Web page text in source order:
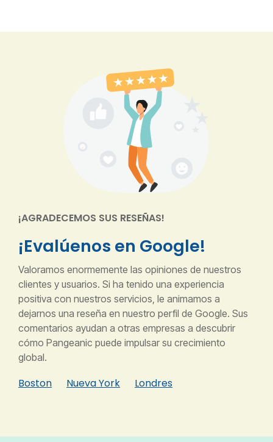
¡AGRADECEMOS SUS RESEÑAS!
¡Evalúenos en Google!
Valoramos enormemente las opiniones de nuestros
clientes y usuarios. Si ha tenido una experiencia
positiva con nuestros servicios, le animamos a
dejarnos una reseña en nuestro perfil de Google. Sus
comentarios ayudan a otras empresas a descubrir
cómo Pangeanic puede impulsar su crecimiento
global.
Boston Nueva York Londres